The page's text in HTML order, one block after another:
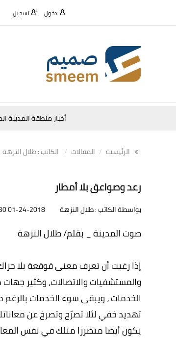
دخول تسجيل
أخبار منطقة المدينة
الرئيسية المقالات الكاتب : طلال النزهة
رعد وصواعق بلا أمطار
بواسطة الكاتب : طلال النزهة 01-24-2018 05:30 صباحاً
صوت المدينة _ بقلم/ طلال النزهة
إذا رغبت أن تعرف معنى قوقعة بلا
والمستشفيات والاتصالات، وكثير
الخدمات ، ويبقى سوء الخدمات
تهديد خفي لئلا تصرّح وتصرخ عن
يكون أيضا متضررا مثلك في نفس